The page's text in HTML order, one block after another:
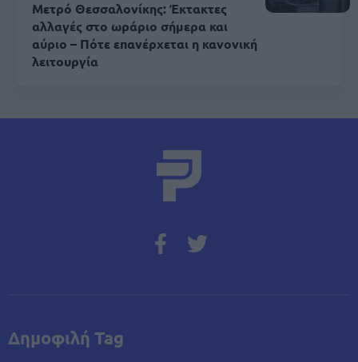
Μετρό Θεσσαλονίκης: Έκτακτες
αλλαγές στο ωράριο σήμερα και
αύριο – Πότε επανέρχεται η κανονική
λειτουργία
Δημοφιλή Tag